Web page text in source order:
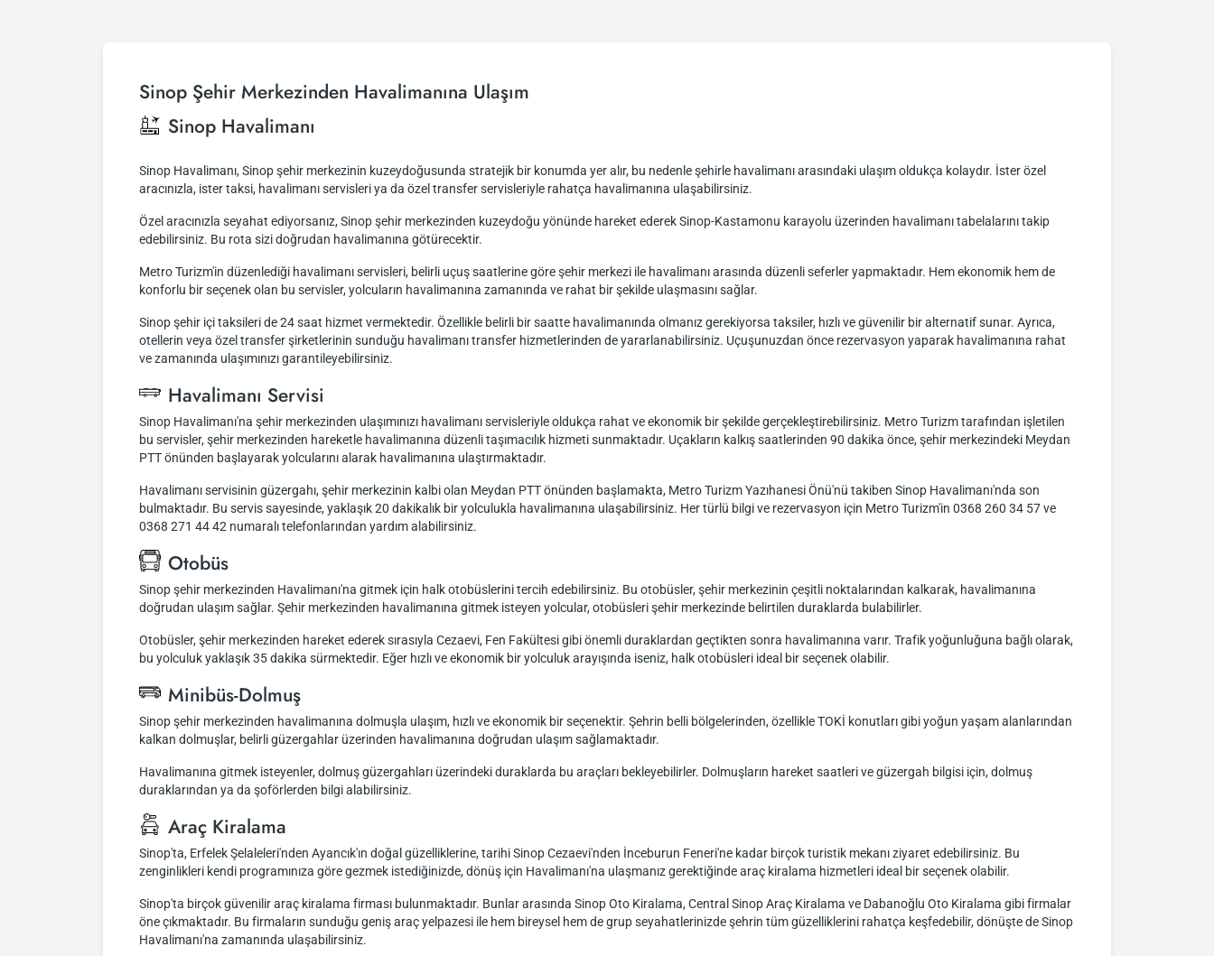
Sinop Şehir Merkezinden Havalimanına Ulaşım
Sinop Havalimanı
Sinop Havalimanı, Sinop şehir merkezinin kuzeydoğusunda stratejik bir konumda yer alır, bu nedenle şehirle havalimanı arasındaki ulaşım oldukça kolaydır. İster özel
aracınızla, ister taksi, havalimanı servisleri ya da özel transfer servisleriyle rahatça havalimanına ulaşabilirsiniz.
Özel aracınızla seyahat ediyorsanız, Sinop şehir merkezinden kuzeydoğu yönünde hareket ederek Sinop-Kastamonu karayolu üzerinden havalimanı tabelalarını takip
edebilirsiniz. Bu rota sizi doğrudan havalimanına götürecektir.
Metro Turizm'in düzenlediği havalimanı servisleri, belirli uçuş saatlerine göre şehir merkezi ile havalimanı arasında düzenli seferler yapmaktadır. Hem ekonomik hem de
konforlu bir seçenek olan bu servisler, yolcuların havalimanına zamanında ve rahat bir şekilde ulaşmasını sağlar.
Sinop şehir içi taksileri de 24 saat hizmet vermektedir. Özellikle belirli bir saatte havalimanında olmanız gerekiyorsa taksiler, hızlı ve güvenilir bir alternatif sunar. Ayrıca,
otellerin veya özel transfer şirketlerinin sunduğu havalimanı transfer hizmetlerinden de yararlanabilirsiniz. Uçuşunuzdan önce rezervasyon yaparak havalimanına rahat
ve zamanında ulaşımınızı garantileyebilirsiniz.
Havalimanı Servisi
Sinop Havalimanı'na şehir merkezinden ulaşımınızı havalimanı servisleriyle oldukça rahat ve ekonomik bir şekilde gerçekleştirebilirsiniz. Metro Turizm tarafından işletilen
bu servisler, şehir merkezinden hareketle havalimanına düzenli taşımacılık hizmeti sunmaktadır. Uçakların kalkış saatlerinden 90 dakika önce, şehir merkezindeki Meydan
PTT önünden başlayarak yolcularını alarak havalimanına ulaştırmaktadır.
Havalimanı servisinin güzergahı, şehir merkezinin kalbi olan Meydan PTT önünden başlamakta, Metro Turizm Yazıhanesi Önü'nü takiben Sinop Havalimanı'nda son
bulmaktadır. Bu servis sayesinde, yaklaşık 20 dakikalık bir yolculukla havalimanına ulaşabilirsiniz. Her türlü bilgi ve rezervasyon için Metro Turizm'in 0368 260 34 57 ve
0368 271 44 42 numaralı telefonlarından yardım alabilirsiniz.
Otobüs
Sinop şehir merkezinden Havalimanı'na gitmek için halk otobüslerini tercih edebilirsiniz. Bu otobüsler, şehir merkezinin çeşitli noktalarından kalkarak, havalimanına
doğrudan ulaşım sağlar. Şehir merkezinden havalimanına gitmek isteyen yolcular, otobüsleri şehir merkezinde belirtilen duraklarda bulabilirler.
Otobüsler, şehir merkezinden hareket ederek sırasıyla Cezaevi, Fen Fakültesi gibi önemli duraklardan geçtikten sonra havalimanına varır. Trafik yoğunluğuna bağlı olarak,
bu yolculuk yaklaşık 35 dakika sürmektedir. Eğer hızlı ve ekonomik bir yolculuk arayışında iseniz, halk otobüsleri ideal bir seçenek olabilir.
Minibüs-Dolmuş
Sinop şehir merkezinden havalimanına dolmuşla ulaşım, hızlı ve ekonomik bir seçenektir. Şehrin belli bölgelerinden, özellikle TOKİ konutları gibi yoğun yaşam alanlarından
kalkan dolmuşlar, belirli güzergahlar üzerinden havalimanına doğrudan ulaşım sağlamaktadır.
Havalimanına gitmek isteyenler, dolmuş güzergahları üzerindeki duraklarda bu araçları bekleyebilirler. Dolmuşların hareket saatleri ve güzergah bilgisi için, dolmuş
duraklarından ya da şoförlerden bilgi alabilirsiniz.
Araç Kiralama
Sinop'ta, Erfelek Şelaleleri'nden Ayancık'ın doğal güzelliklerine, tarihi Sinop Cezaevi'nden İnceburun Feneri'ne kadar birçok turistik mekanı ziyaret edebilirsiniz. Bu
zenginlikleri kendi programınıza göre gezmek istediğinizde, dönüş için Havalimanı'na ulaşmanız gerektiğinde araç kiralama hizmetleri ideal bir seçenek olabilir.
Sinop'ta birçok güvenilir araç kiralama firması bulunmaktadır. Bunlar arasında Sinop Oto Kiralama, Central Sinop Araç Kiralama ve Dabanoğlu Oto Kiralama gibi firmalar
öne çıkmaktadır. Bu firmaların sunduğu geniş araç yelpazesi ile hem bireysel hem de grup seyahatlerinizde şehrin tüm güzelliklerini rahatça keşfedebilir, dönüşte de Sinop
Havalimanı'na zamanında ulaşabilirsiniz.